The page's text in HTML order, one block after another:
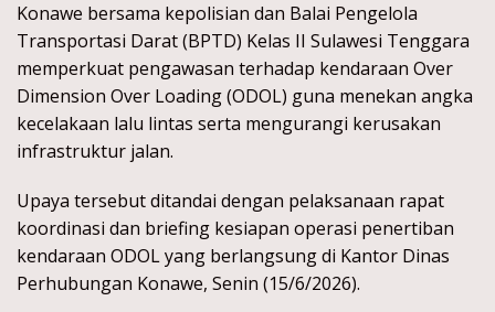
Konawe bersama kepolisian dan Balai Pengelola
Transportasi Darat (BPTD) Kelas II Sulawesi Tenggara
memperkuat pengawasan terhadap kendaraan Over
Dimension Over Loading (ODOL) guna menekan angka
kecelakaan lalu lintas serta mengurangi kerusakan
infrastruktur jalan.
Upaya tersebut ditandai dengan pelaksanaan rapat
koordinasi dan briefing kesiapan operasi penertiban
kendaraan ODOL yang berlangsung di Kantor Dinas
Perhubungan Konawe, Senin (15/6/2026).